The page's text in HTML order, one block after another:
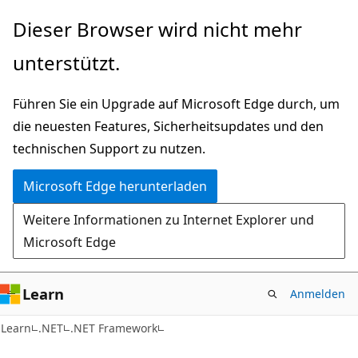
Zu
wechseln
Dieser Browser wird nicht mehr
unterstützt.
Führen Sie ein Upgrade auf Microsoft Edge durch, um
die neuesten Features, Sicherheitsupdates und den
technischen Support zu nutzen.
Microsoft Edge herunterladen
Weitere Informationen zu Internet Explorer und
Microsoft Edge
Learn Anmelden
Learn .NET .NET Framework